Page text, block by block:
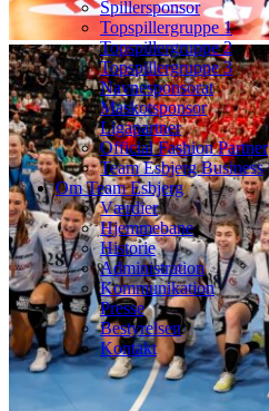
Spillersponsor
Topspillergruppe 1
Topspillergruppe 2
Topspillergruppe 3
Navnesponsorat
Maskotsponsor
Ligapartner
Official Fashion Partner
Team Esbjerg Business
Om Team Esbjerg
Værdier
Hjemmebane
Historie
Administration
Kommunikation
Presse
Bestyrelsen
Kontakt